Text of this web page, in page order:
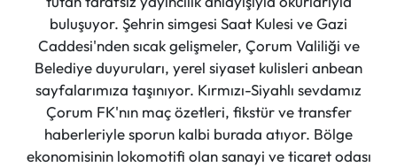
buluşuyor. Şehrin simgesi Saat Kulesi ve Gazi
Caddesi'nden sıcak gelişmeler, Çorum Valiliği ve
Belediye duyuruları, yerel siyaset kulisleri anbean
sayfalarımıza taşınıyor. Kırmızı-Siyahlı sevdamız
Çorum FK'nın maç özetleri, fikstür ve transfer
haberleriyle sporun kalbi burada atıyor. Bölge
ekonomisinin lokomotifi olan sanayi ve ticaret odası